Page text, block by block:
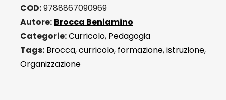
COD:9788867090969
Autore: Brocca Beniamino
Categorie:Curricolo, Pedagogia
Tags: Brocca,curricolo, formazione,istruzione,
Organizzazione